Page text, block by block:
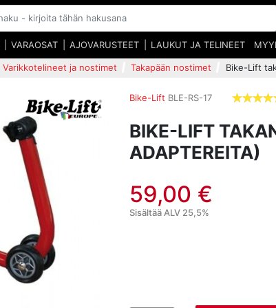
VARAOSAT AJOVARUSTEET LAUKUT JA TELINEET
Varikkotelineet ja nostimet Takapään nostimet Bike-Lift
Bike-Lift BLE-RS-17
BIKE-LIFT
ADAPTEREITA)
59,00 €
Sisältää ALV 25,5%